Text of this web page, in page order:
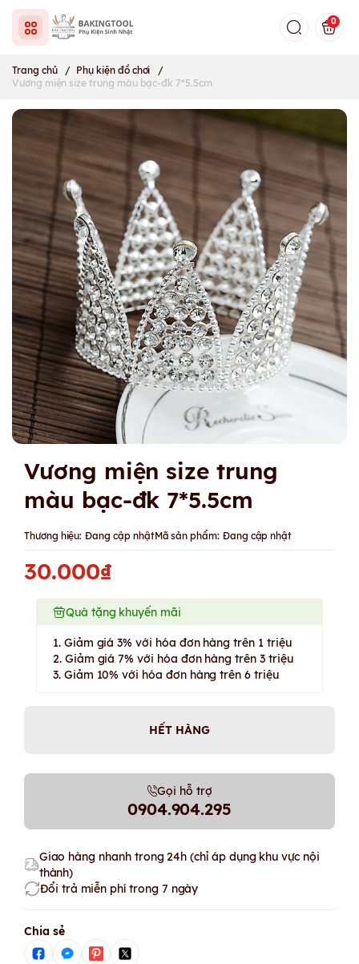
0
Trang chủ / Phụ kiện đồ chơi
/
Vương miện size trung màu bạc-đk 7*5.5cm
Vương miện size trung
màu bạc-đk 7*5.5cm
Thương hiệu: Đang cập nhậtMã sản phẩm: Đang cập nhật
30.000₫
Quà tặng khuyến mãi
1. Giảm giá 3% với hóa đơn hàng trên 1 triệu
2. Giảm giá 7% với hóa đơn hàng trên 3 triệu
3. Giảm 10% với hóa đơn hàng trên 6 triệu
HẾT HÀNG
Gọi hỗ trợ
0904.904.295
Giao hàng nhanh trong 24h (chỉ áp dụng khu vực nội
thành)
Đổi trả miễn phí trong 7 ngày
Chia sẻ